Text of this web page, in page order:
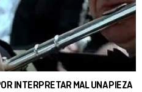
INTERPRETAR MAL UNA PIEZA